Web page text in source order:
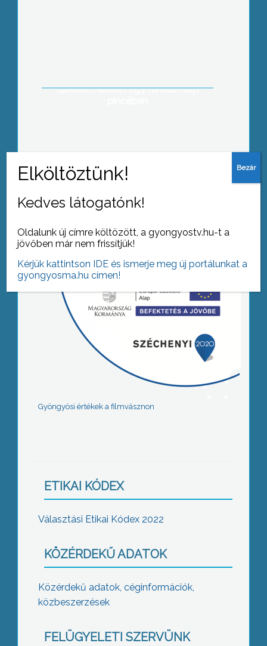
újborbemutatót egy farkasmályi
Tovább az archívumra
Gyöngyösi értékek a filmvásznon
ETIKAI KÓDEX
Választási Etikai Kódex 2022
KÖZÉRDEKŰ ADATOK
Közérdekű adatok, céginformációk,
közbeszerzések
FELÜGYELETI SZERVÜNK
Kedves látogatónk!
Oldalunk új címre költözött, a gyongyostv.hu-t a
jövőben már nem frissítjük!
Kérjük kattintson IDE és ismerje meg új portálunkat a
gyongyosma.hu címen!